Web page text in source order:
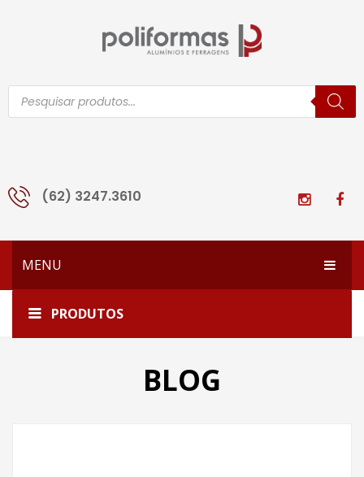
Pesquisar
produtos
(62) 3247.3610
MENU
HOME
EMPRESA
PRODUTOS
Home Prancheta 1
BLOG